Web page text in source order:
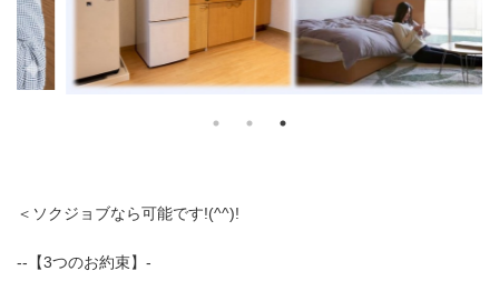
＜ソクジョブなら可能です!(^^)!
--【3つのお約束】-